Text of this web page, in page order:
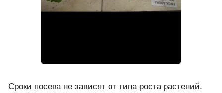
Сроки посева не зависят от типа роста растений.